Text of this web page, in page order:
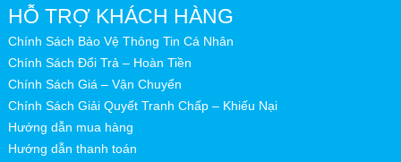
HỖ TRỢ KHÁCH HÀNG
Chính Sách Bảo Vệ Thông Tin Cá Nhân
Chính Sách Đổi Trả – Hoàn Tiền
Chính Sách Giá – Vận Chuyển
Chính Sách Giải Quyết Tranh Chấp – Khiếu Nại
Hướng dẫn mua hàng
Hướng dẫn thanh toán